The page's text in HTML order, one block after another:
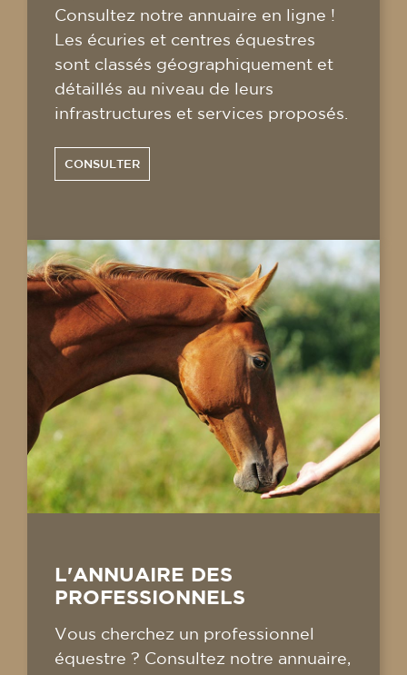
Consultez notre annuaire en ligne !
Les écuries et centres équestres
sont classés géographiquement et
détaillés au niveau de leurs
infrastructures et services proposés.
CONSULTER
L'ANNUAIRE DES
PROFESSIONNELS
Vous cherchez un professionnel
équestre ? Consultez notre annuaire,